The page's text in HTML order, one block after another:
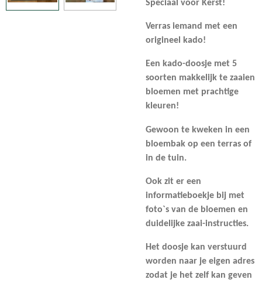
Speciaal voor Kerst!
Verras iemand met een
origineel kado!
Een kado-doosje met 5
soorten makkelijk te zaaien
bloemen met prachtige
kleuren!
Gewoon te kweken in een
bloembak op een terras of
in de tuin.
Ook zit er een
informatieboekje bij met
foto`s van de bloemen en
duidelijke zaai-instructies.
Het doosje kan verstuurd
worden naar je eigen adres
zodat je het zelf kan geven